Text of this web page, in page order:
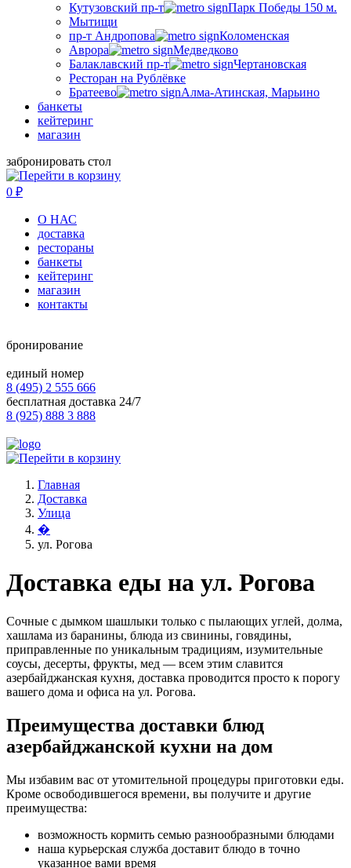
Кутузовский пр-т
Парк Победы 150 м.
Мытищи
пр-т Андропова
Коломенская
Аврора
Медведково
Балаклавский пр-т
Чертановская
Ресторан на Рублёвке
Братеево
Алма-Атинская, Марьино
банкеты
кейтеринг
магазин
забронировать стол
0 ₽
О НАС
доставка
рестораны
банкеты
кейтеринг
магазин
контакты
бронирование
единый номер
8 (495) 2 555 666
бесплатная доставка 24/7
8 (925) 888 3 888
Главная
Доставка
Улица
�
ул. Рогова
Доставка еды на ул. Рогова
Сочные с дымком шашлыки только с пылающих углей, долма,
хашлама из баранины, блюда из свинины, говядины,
приправленные по уникальным традициям, изумительные
соусы, десерты, фрукты, мед — всем этим славится
азербайджанская кухня, доставка проводится просто к порогу
вашего дома и офиса на ул. Рогова.
Преимущества доставки блюд
азербайджанской кухни на дом
Мы избавим вас от утомительной процедуры приготовки еды.
Кроме освободившегося времени, вы получите и другие
преимущества:
возможность кормить семью разнообразными блюдами
наша курьерская служба доставит блюдо в точно
указанное вами время